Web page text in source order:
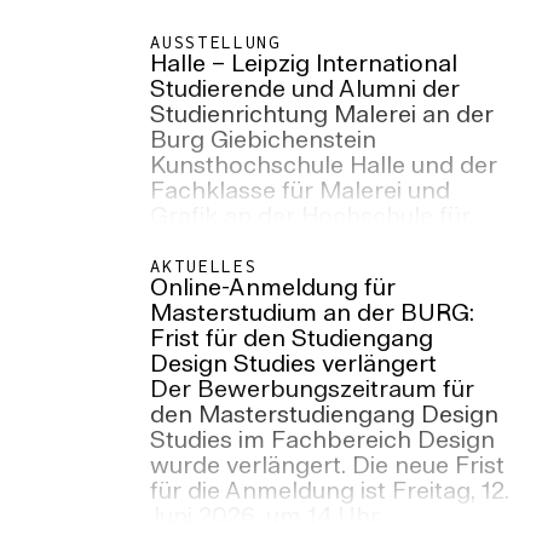
ökologischen Veränderungen
und gegenwärtigen
Transformationsprozessen. die
Ergebnisse sind nun vom 8. bis
13. Juni 2026 in der Burg Galerie
im Volkspark zu sehen.
AUSSTELLUNG
Halle – Leipzig International
Studierende und Alumni der
Studienrichtung Malerei an der
Burg Giebichenstein
Kunsthochschule Halle und der
Fachklasse für Malerei und
stellen vom 30. Mai bis 23.
August 2026 gemeinsam im
Zentrum für Aktuelle Kunst
(ZAK) in der Zitadelle Spandau,
Berlin aus.
AKTUELLES
Online-Anmeldung für
Masterstudium an der BURG:
Frist für den Studiengang
Design Studies verlängert
Der Bewerbungszeitraum für
den Masterstudiengang Design
Studies im Fachbereich Design
wurde verlängert. Die neue Frist
für die Anmeldung ist Freitag, 12.